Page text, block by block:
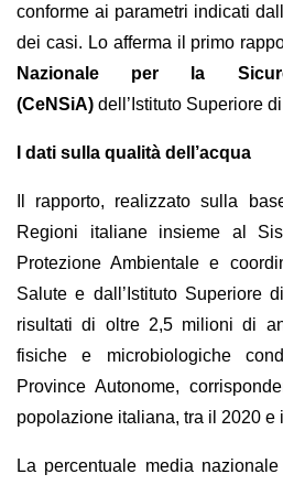
conforme ai parametri indicati
dei casi. Lo afferma il primo
Nazionale per la
(CeNSiA) dell’Istituto Superiore
I dati sulla qualità dell’acqua
Il rapporto, realizzato sulla
Regioni italiane insieme al
Protezione Ambientale e
Salute e dall’Istituto Superiore
risultati di oltre 2,5 milioni di
fisiche e microbiologiche
Province Autonome,
popolazione italiana, tra il 2020 e
La percentuale media